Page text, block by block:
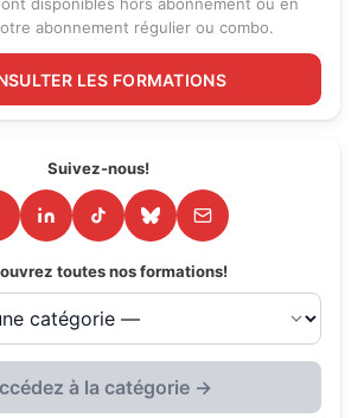
Suivez-nous!
toutes nos formations!
à la catégorie →
disponibles hors abonnement ou en
abonnement régulier ou combo.
LES FORMATIONS